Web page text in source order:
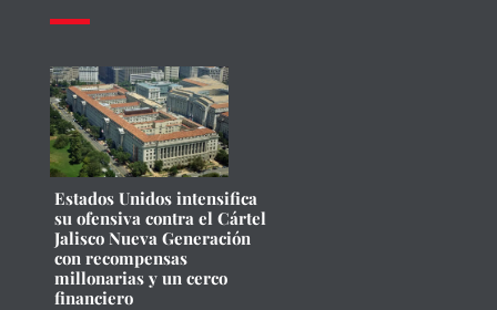
Estados Unidos intensifica
su ofensiva contra el Cártel
Jalisco Nueva Generación
con recompensas
millonarias y un cerco
financiero